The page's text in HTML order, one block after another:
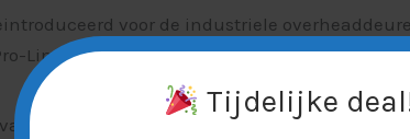
voor de industriele
Line CND1 handzender kunt u eenvoudig
+ 2 handzenders)
Bekijk hier de
Tijdelijke